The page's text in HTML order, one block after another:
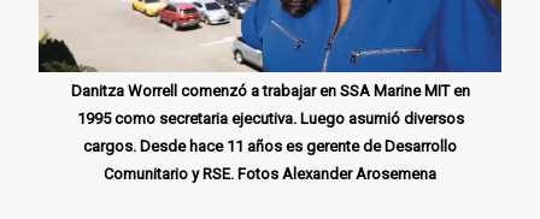
Danitza Worrell comenzó a trabajar en SSA Marine MIT en
1995 como secretaria ejecutiva. Luego asumió diversos
cargos. Desde hace 11 años es gerente de Desarrollo
Comunitario y RSE. Fotos Alexander Arosemena